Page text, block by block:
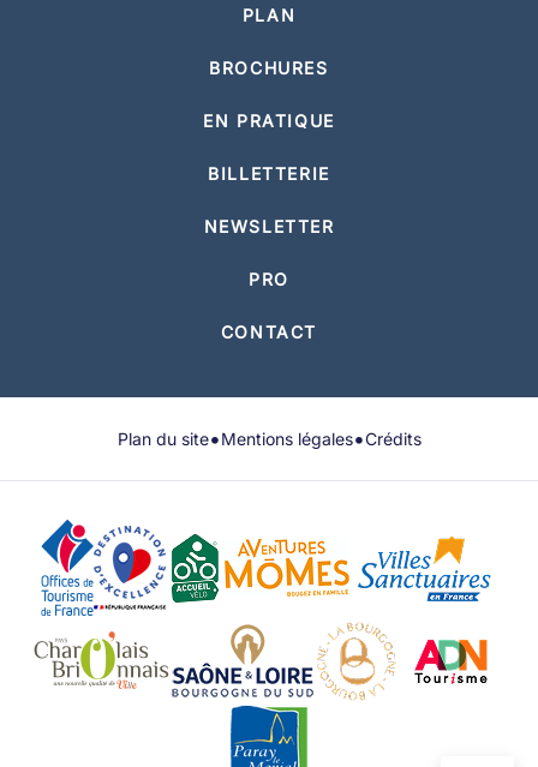
PLAN
BROCHURES
EN PRATIQUE
BILLETTERIE
NEWSLETTER
PRO
CONTACT
Plan du site•Mentions légales•Crédits